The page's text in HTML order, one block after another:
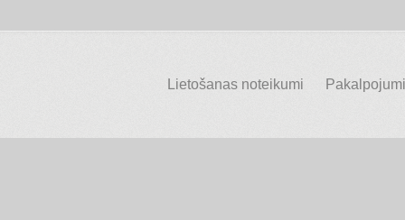
Lietošanas noteikumi